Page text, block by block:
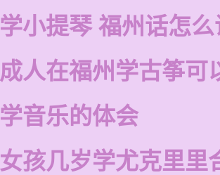
学小提琴 福州话怎
成人在福州学古筝可
学音乐的体会
女孩几岁学尤克里里